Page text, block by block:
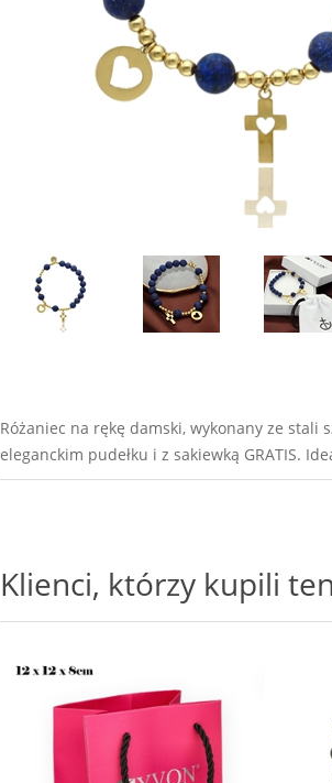
Różaniec na rękę damski, wykonany ze
eleganckim pudełku i z sakiewką GRATIS.
Klienci, którzy kupili